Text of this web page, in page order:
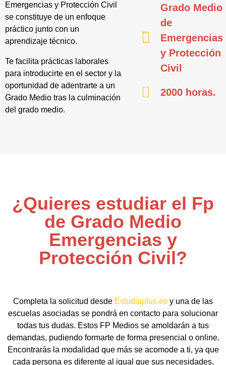
Emergencias y Protección Civil
se constituye de un enfoque
práctico junto con un
aprendizaje técnico.
Te facilita prácticas laborales
para introducirte en el sector y la
oportunidad de adentrarte a un
Grado Medio tras la culminación
del grado medio.
Grado Medio
de
Emergencias
y Protección
Civil
2000 horas.
¿Quieres estudiar el Fp
de Grado Medio
Emergencias y
Protección Civil?
Completa la solicitud desde Estudiaplus.es y una de las
escuelas asociadas se pondrá en contacto para solucionar
todas tus dudas. Estos FP Medios se amoldarán a tus
demandas, pudiendo formarte de forma presencial o online.
Encontrarás la modalidad que más se acomode a ti, ya que
cada persona es diferente al igual que sus necesidades.